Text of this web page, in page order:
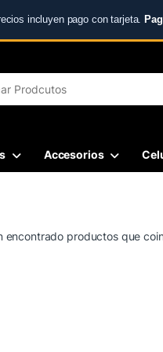
incluyen pago con tarjeta.
Accesorios
encontrado productos que